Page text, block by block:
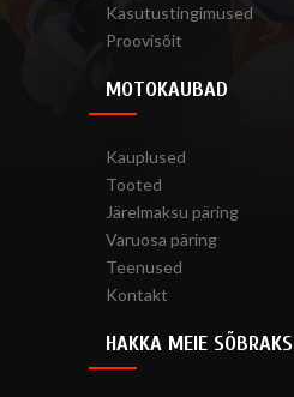
Kasutustingimused
Proovisõit
MOTOKAUBAD
Kauplused
Tooted
Järelmaksu päring
Varuosa päring
Teenused
Kontakt
HAKKA MEIE SÕBRAKS